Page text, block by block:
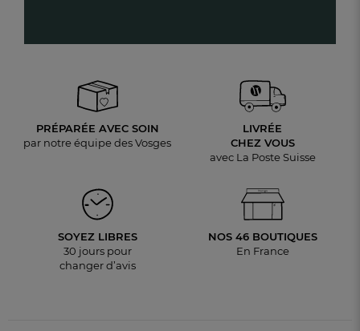
PRÉPARÉE AVEC SOIN
par notre équipe des Vosges
LIVRÉE
CHEZ VOUS
avec La Poste Suisse
SOYEZ LIBRES
30 jours pour
changer d’avis
NOS 46 BOUTIQUES
En France